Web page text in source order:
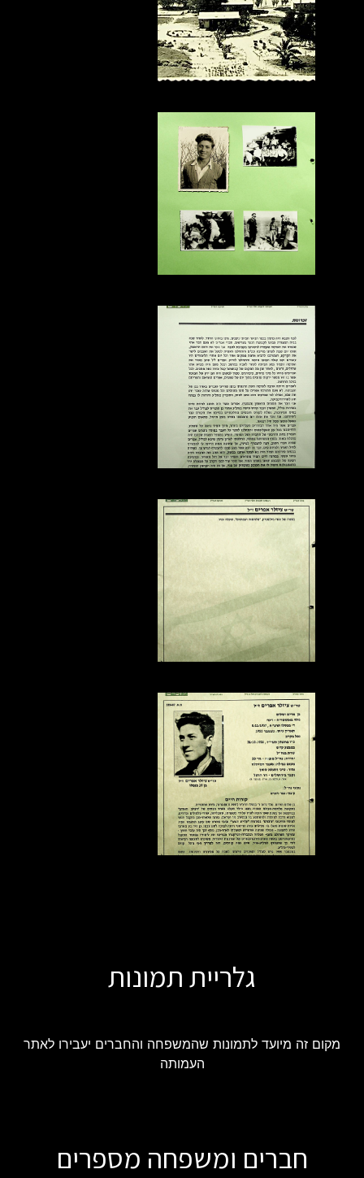
גלריית תמונות
מקום זה מיועד לתמונות שהמשפחה והחברים יעבירו לאתר
העמותה
חברים ומשפחה מספרים